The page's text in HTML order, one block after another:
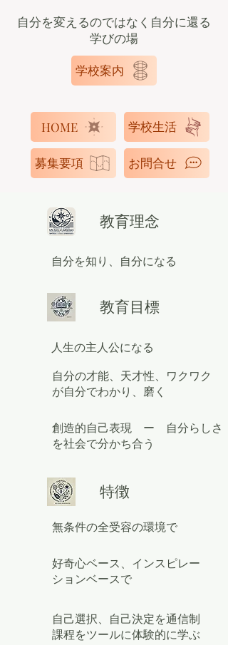
自分を変えるのではなく自分に還る
学びの場
学校案内
HOME 学校生活
募集要項 お問合せ
教育理念
自分を知り、自分になる
教育目標
人生の主人公になる
自分の才能、天才性、ワクワク
が自分でわかり、磨く
創造的自己表現 ー 自分らしさ
を社会で分かち合う
特徴
無条件の​全受容の環境で
好奇心ベース、インスピレー
ションベースで
自己選択、自己決定を通信制
課程をツールに体験的に学ぶ